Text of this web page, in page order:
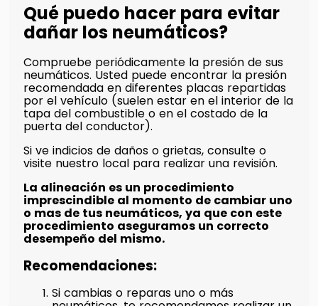
Qué puedo hacer para evitar
dañar los neumáticos?
Compruebe periódicamente la presión de sus
neumáticos. Usted puede encontrar la presión
recomendada en diferentes placas repartidas
por el vehículo (suelen estar en el interior de la
tapa del combustible o en el costado de la
puerta del conductor).
Si ve indicios de daños o grietas, consulte o
visite nuestro local para realizar una revisión.
La alineación es un procedimiento
imprescindible al momento de cambiar uno
o mas de tus neumáticos, ya que con este
procedimiento aseguramos un correcto
desempeño del mismo.
Recomendaciones:
Si cambias o reparas uno o más